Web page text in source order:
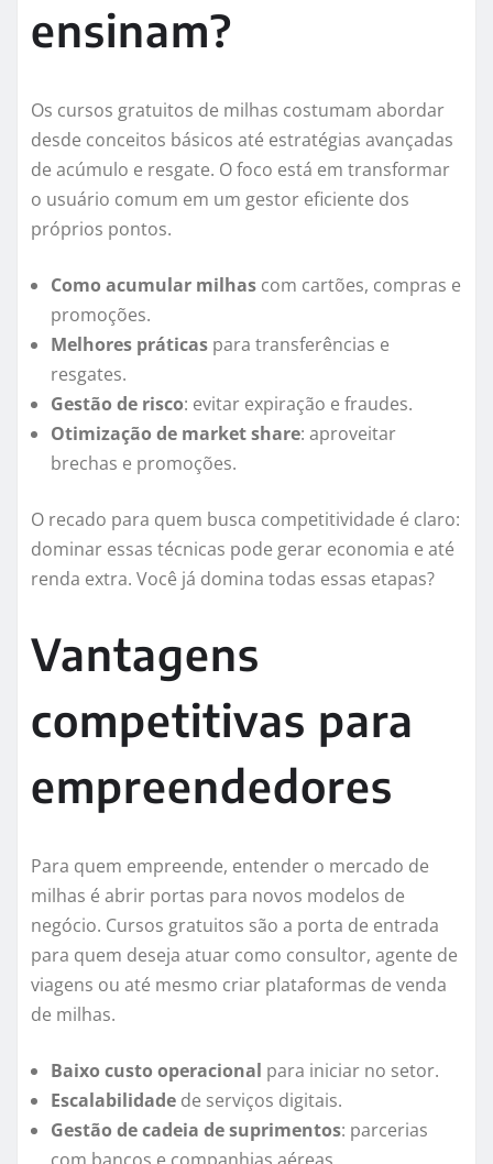
ensinam?
Os cursos gratuitos de milhas costumam abordar
desde conceitos básicos até estratégias avançadas
de acúmulo e resgate. O foco está em transformar
o usuário comum em um gestor eficiente dos
próprios pontos.
Como acumular milhas com cartões, compras e
promoções.
Melhores práticas para transferências e
resgates.
Gestão de risco: evitar expiração e fraudes.
Otimização de market share: aproveitar
brechas e promoções.
O recado para quem busca competitividade é claro:
dominar essas técnicas pode gerar economia e até
renda extra. Você já domina todas essas etapas?
Vantagens
competitivas para
empreendedores
Para quem empreende, entender o mercado de
milhas é abrir portas para novos modelos de
negócio. Cursos gratuitos são a porta de entrada
para quem deseja atuar como consultor, agente de
viagens ou até mesmo criar plataformas de venda
de milhas.
Baixo custo operacional para iniciar no setor.
Escalabilidade de serviços digitais.
Gestão de cadeia de suprimentos: parcerias